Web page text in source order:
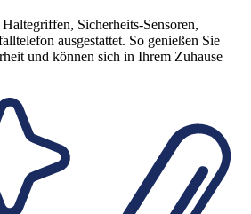
Sicherheits-Sensoren,
ausgestattet. So genießen Sie
und können sich in Ihrem Zuhause